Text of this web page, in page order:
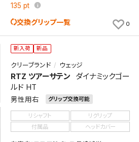
135 pt
交換グリップ一覧 0
新入荷 新品
クリーブランド ウェッジ
RTZ ツアーサテン
ダイナミックゴー
ルド HT
男性用右 グリップ交換可能
リシャフト
リグリップ
付属品
ヘッドカバー